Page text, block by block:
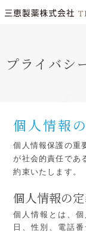
プライバシ
個人情報
個人情報保護の重
が社会的責任であ
約束いたします。
個人情報の
個人情報とは、
日、性別、電話